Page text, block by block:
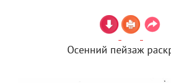
Осенний пейзаж